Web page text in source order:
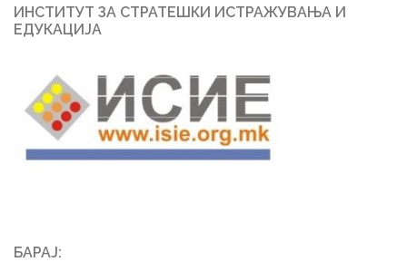
ИНСТИТУТ ЗА СТРАТЕШКИ ИСТРАЖУВАЊА И
ЕДУКАЦИЈА
БАРАЈ: